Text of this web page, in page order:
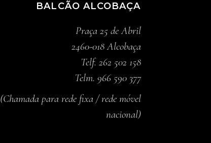
BALCÃO ALCOBAÇA
Praça 25 de Abril
2460-018 Alcobaça
Telf. 262 502 158
Telm. 966 590 377
(Chamada para rede fixa / rede móvel
nacional)